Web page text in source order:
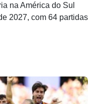
na América do Sul
2027, com 64 partidas